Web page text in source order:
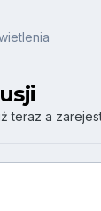
teraz a